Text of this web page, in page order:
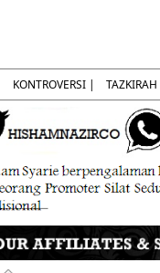
KONTROVERSI |